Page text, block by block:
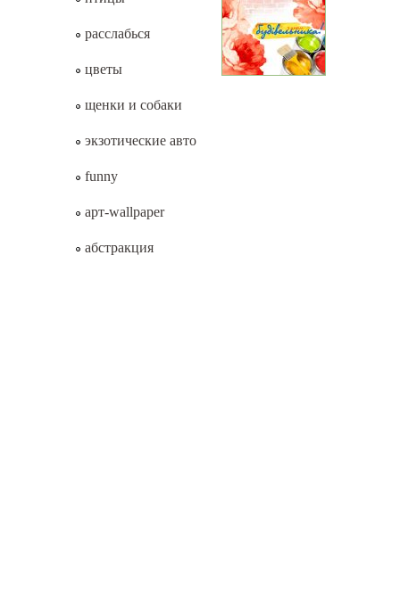
расслабься
цветы
щенки и собаки
экзотические авто
funny
арт-wallpaper
абстракция